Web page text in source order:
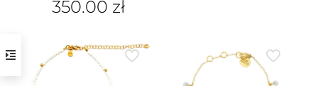
350.00 zł
wariantów.